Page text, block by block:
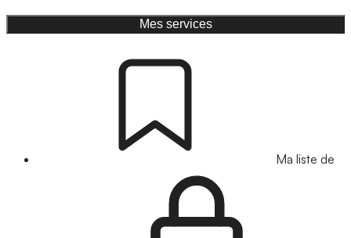
Mes services
Ma liste de